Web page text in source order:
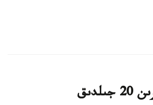
پرەزيدەنت ۇلتتىق ارحيۆتىڭ ۇجىمى مەن ارداگەرلەرىن 20 جىلدىق